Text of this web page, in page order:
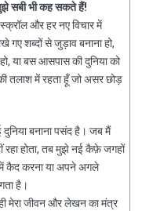
सबी भी कह सकते हैं!
और हर नए विचार में
गए शब्दों से जुड़ाव बनाना हो,
या बस आसपास की दुनिया को
तलाश में रहता हूँ जो असर छोड़
बनाना पसंद है। जब मैं
रहा होता, तब मुझे नई कैफ़े जगहों
कैद करना या अपने अगले
है।
मेरा जीवन और लेखन का मंत्र